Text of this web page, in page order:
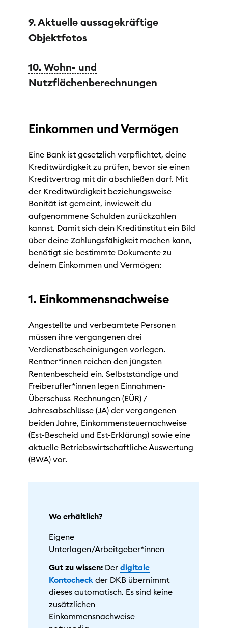
9. Aktuelle aussagekräftige
Objektfotos
10. Wohn- und
Nutzflächenberechnungen
Einkommen und Vermögen
Eine Bank ist gesetzlich verpflichtet, deine
Kreditwürdigkeit zu prüfen, bevor sie einen
Kreditvertrag mit dir abschließen darf. Mit
der Kreditwürdigkeit beziehungsweise
Bonität ist gemeint, inwieweit du
aufgenommene Schulden zurückzahlen
kannst. Damit sich dein Kreditinstitut ein Bild
über deine Zahlungsfähigkeit machen kann,
benötigt sie bestimmte Dokumente zu
deinem Einkommen und Vermögen:
1. Einkommensnachweise
Angestellte und verbeamtete Personen
müssen ihre vergangenen drei
Verdienstbescheinigungen vorlegen.
Rentner*innen reichen den jüngsten
Rentenbescheid ein. Selbstständige und
Freiberufler*innen legen Einnahmen-
Überschuss-Rechnungen (EÜR) /
Jahresabschlüsse (JA) der vergangenen
beiden Jahre, Einkommensteuernachweise
(Est-Bescheid und Est-Erklärung) sowie eine
aktuelle Betriebswirtschaftliche Auswertung
(BWA) vor.
Wo erhältlich?
Eigene
Unterlagen/Arbeitgeber*innen
Gut zu wissen: Der digitale
Kontocheckder DKB übernimmt
dieses automatisch. Es sind keine
zusätzlichen
Einkommensnachweise